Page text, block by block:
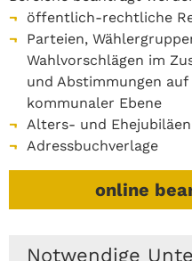
öffentlich-rechtliche
Parteien,
Wahlvorschlägen im
und Abstimmungen
kommunaler Ebene
Alters- und Ehejubiläen
Adressbuchverlage
online
Notwendige